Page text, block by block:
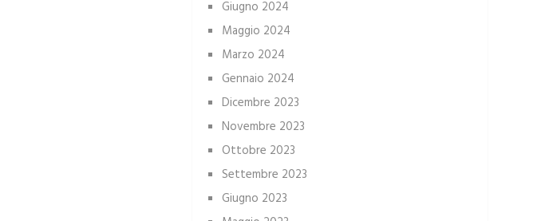
Giugno 2024
Maggio 2024
Marzo 2024
Gennaio 2024
Dicembre 2023
Novembre 2023
Ottobre 2023
Settembre 2023
Giugno 2023